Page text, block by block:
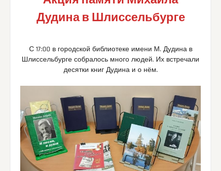
Дудина в Шлиссельбурге
С 17:00 в городской библиотеке имени М. Дудина в
Шлиссельбурге собралось много людей. Их встречали
десятки книг Дудина и о нём.